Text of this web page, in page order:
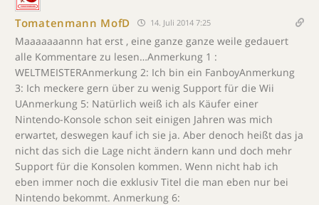
Tomatenmann MofD 14. Juli 2014 7:25
Maaaaaaannn hat erst , eine ganze ganze weile gedauert
alle Kommentare zu lesen…Anmerkung 1 :
WELTMEISTERAnmerkung 2: Ich bin ein FanboyAnmerkung
3: Ich meckere gern über zu wenig Support für die Wii
UAnmerkung 5: Natürlich weiß ich als Käufer einer
Nintendo-Konsole schon seit einigen Jahren was mich
erwartet, deswegen kauf ich sie ja. Aber denoch heißt das ja
nicht das sich die Lage nicht ändern kann und doch mehr
Support für die Konsolen kommen. Wenn nicht hab ich
eben immer noch die exklusiv Titel die man eben nur bei
Nintendo bekommt. Anmerkung 6: